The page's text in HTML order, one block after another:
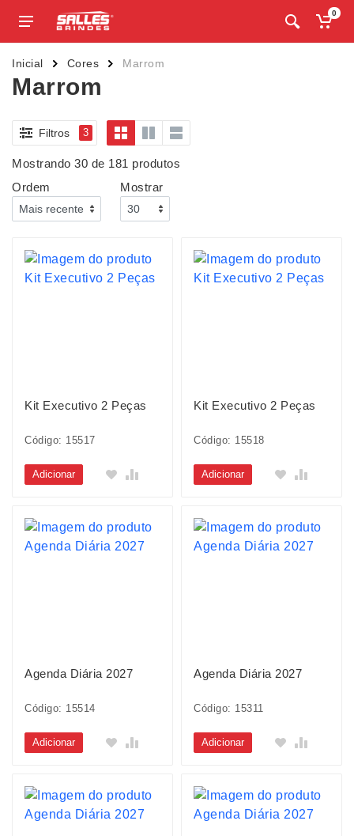
0
Inicial Cores Marrom
Marrom
Filtros 3
Mostrando 30 de 181 produtos
Ordem
Mostrar
Kit Executivo 2 Peças
Código: 15517
Adicionar
Kit Executivo 2 Peças
Código: 15518
Adicionar
Agenda Diária 2027
Código: 15514
Adicionar
Agenda Diária 2027
Código: 15311
Adicionar